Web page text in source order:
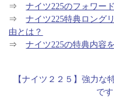
⇒ナイツ225のフォワー
⇒ナイツ225特典ロング
由とは？
⇒ナイツ225の特典内容
【ナイツ２２５】強力な
で